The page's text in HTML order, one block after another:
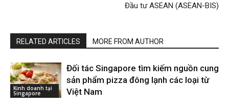
Đầu tư ASEAN (ASEAN-BIS)
RELATED ARTICLES MORE FROM AUTHOR
Kinh doanh tại
Singapore
Đối tác Singapore tìm kiếm nguồn cung
sản phẩm pizza đông lạnh các loại từ
Việt Nam